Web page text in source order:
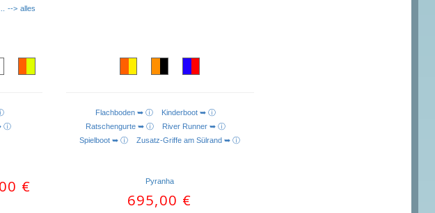
... --> alles
ⓘ
ⓘ
€
Flachboden ➥ ⓘ Kinderboot ➥ ⓘ
Ratschengurte ➥ ⓘ River Runner ➥ ⓘ
Spielboot ➥ ⓘZusatz-Griffe am Sülrand ➥ ⓘ
Pyranha
695,00 €